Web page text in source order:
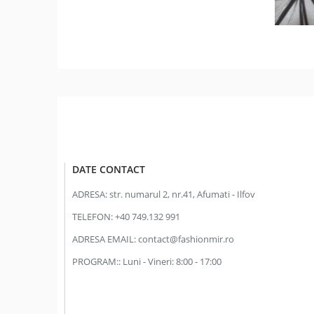
DATE CONTACT
ADRESA:str. numarul 2, nr.41, Afumati - Ilfov
TELEFON:+40 749.132 991
ADRESA EMAIL:contact@fashionmir.ro
PROGRAM:: Luni - Vineri: 8:00 - 17:00